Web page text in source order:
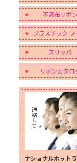
不識布リボン
プラスチック フ
スリッパ
リボンカタロ